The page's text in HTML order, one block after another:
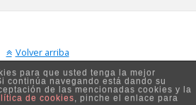
Volver arriba
Escritorio
para que usted tenga la mejor
continúa navegando está dando su
de las mencionadas cookies y la
de cookies, pinche el enlace para